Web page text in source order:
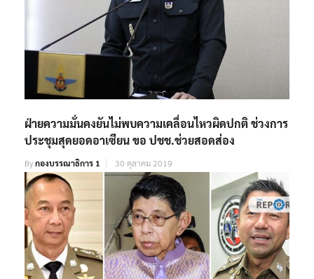
ฝ่ายความมั่นคงยันไม่พบความเคลื่อนไหวผิดปกติ ช่วงการ
ประชุมสุดยอดอาเซียน ขอ ปชช.ช่วยสอดส่อง
Byกองบรรณาธิการ 1 30 ตุลาคม 2019